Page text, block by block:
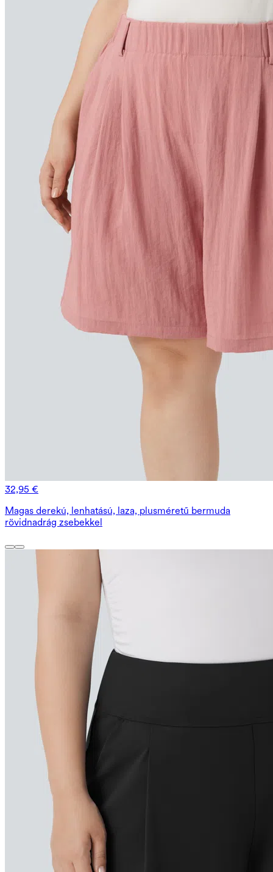
32,95 €
Magas derekú, lenhatású, laza, plusméretű bermuda
rövidnadrág zsebekkel